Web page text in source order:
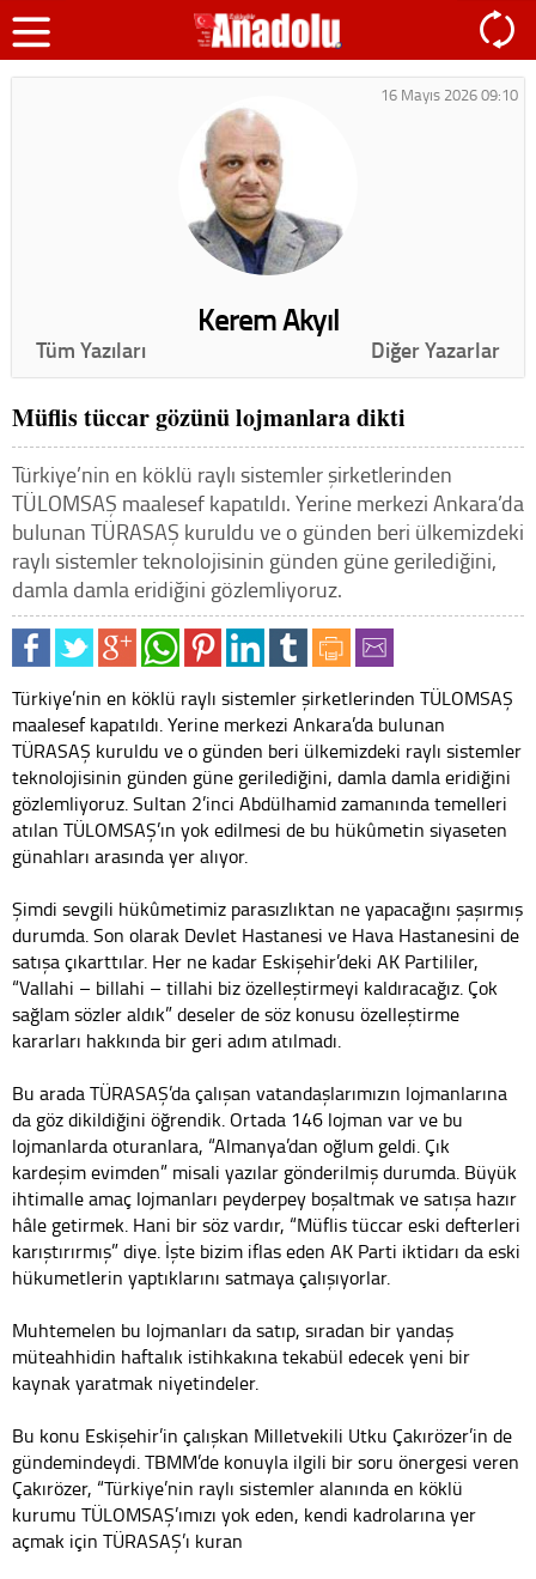
16 Mayıs 2026 09:10
Kerem Akyıl
Tüm Yazıları Diğer Yazarlar
Müflis tüccar gözünü lojmanlara dikti
Türkiye’nin en köklü raylı sistemler şirketlerinden
TÜLOMSAŞ maalesef kapatıldı. Yerine merkezi Ankara’da
bulunan TÜRASAŞ kuruldu ve o günden beri ülkemizdeki
raylı sistemler teknolojisinin günden güne gerilediğini,
damla damla eridiğini gözlemliyoruz.
Türkiye’nin en köklü raylı sistemler şirketlerinden TÜLOMSAŞ
maalesef kapatıldı. Yerine merkezi Ankara’da bulunan
TÜRASAŞ kuruldu ve o günden beri ülkemizdeki raylı sistemler
teknolojisinin günden güne gerilediğini, damla damla eridiğini
gözlemliyoruz. Sultan 2’inci Abdülhamid zamanında temelleri
atılan TÜLOMSAŞ’ın yok edilmesi de bu hükûmetin siyaseten
günahları arasında yer alıyor.
Şimdi sevgili hükûmetimiz parasızlıktan ne yapacağını şaşırmış
durumda. Son olarak Devlet Hastanesi ve Hava Hastanesini de
satışa çıkarttılar. Her ne kadar Eskişehir’deki AK Partililer,
“Vallahi – billahi – tillahi biz özelleştirmeyi kaldıracağız. Çok
sağlam sözler aldık” deseler de söz konusu özelleştirme
kararları hakkında bir geri adım atılmadı.
Bu arada TÜRASAŞ’da çalışan vatandaşlarımızın lojmanlarına
da göz dikildiğini öğrendik. Ortada 146 lojman var ve bu
lojmanlarda oturanlara, “Almanya’dan oğlum geldi. Çık
kardeşim evimden” misali yazılar gönderilmiş durumda. Büyük
ihtimalle amaç lojmanları peyderpey boşaltmak ve satışa hazır
hâle getirmek. Hani bir söz vardır, “Müflis tüccar eski defterleri
karıştırırmış” diye. İşte bizim iflas eden AK Parti iktidarı da eski
hükumetlerin yaptıklarını satmaya çalışıyorlar.
Muhtemelen bu lojmanları da satıp, sıradan bir yandaş
müteahhidin haftalık istihkakına tekabül edecek yeni bir
kaynak yaratmak niyetindeler.
Bu konu Eskişehir’in çalışkan Milletvekili Utku Çakırözer’in de
gündemindeydi. TBMM’de konuyla ilgili bir soru önergesi veren
Çakırözer, “Türkiye’nin raylı sistemler alanında en köklü
kurumu TÜLOMSAŞ’ımızı yok eden, kendi kadrolarına yer
açmak için TÜRASAŞ’ı kuran